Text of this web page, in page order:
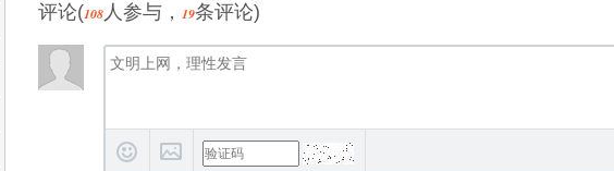
评论(108人参与， 19条评论)